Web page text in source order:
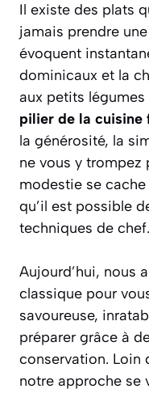
Il existe des plats
jamais prendre
évoquent
dominicaux et la
aux petits
pilier de la cuisine
la générosité, la
ne vous y trompez
modestie se
qu’il est possible
techniques de chef.
Aujourd’hui, nous
classique pour
savoureuse,
préparer grâce à
conservation. Loin
notre approche se